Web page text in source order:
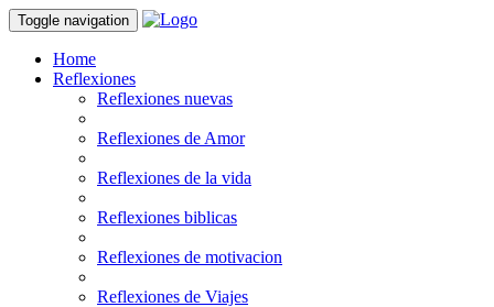
Toggle navigation
Home
Reflexiones
Reflexiones nuevas
Reflexiones de Amor
Reflexiones de la vida
Reflexiones biblicas
Reflexiones de motivacion
Reflexiones de Viajes